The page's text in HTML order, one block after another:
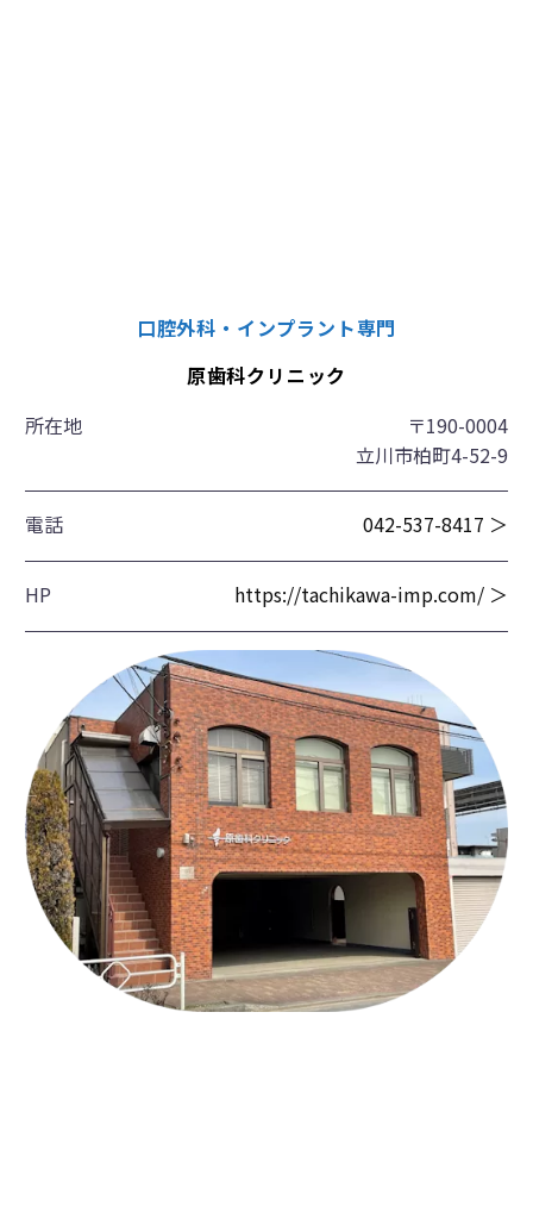
口腔外科・インプラント専門
原歯科クリニック
所在地
〒190-0004
立川市柏町4-52-9
電話 042-537-8417 ＞
HP https://tachikawa-imp.com/ ＞